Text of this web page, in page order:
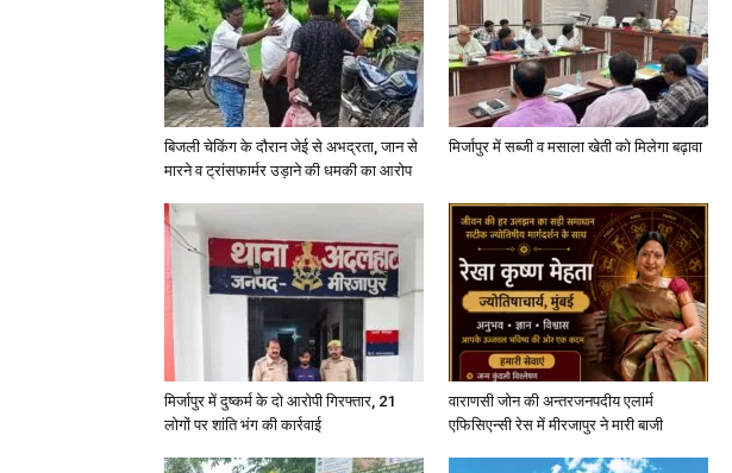
बिजली चेकिंग के दौरान जेई से अभद्रता, जान से
मारने व ट्रांसफार्मर उड़ाने की धमकी का आरोप
मिर्जापुर में सब्जी व मसाला खेती को मिलेगा बढ़ावा
मिर्जापुर में दुष्कर्म के दो आरोपी गिरफ्तार, 21
लोगों पर शांति भंग की कार्रवाई
वाराणसी जोन की अन्तरजनपदीय एलार्म
एफिसिएन्सी रेस में मीरजापुर ने मारी बाजी